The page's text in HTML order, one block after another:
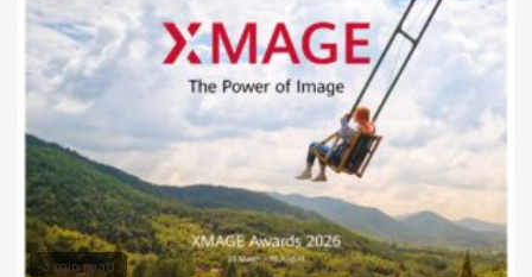
3 min read